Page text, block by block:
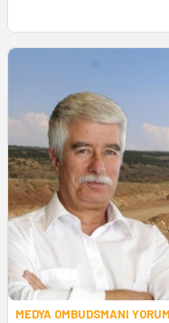
MEDYA OMBUDSMANI